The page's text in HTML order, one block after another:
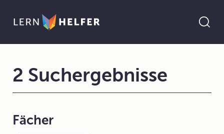
2 Suchergebnisse
Fächer